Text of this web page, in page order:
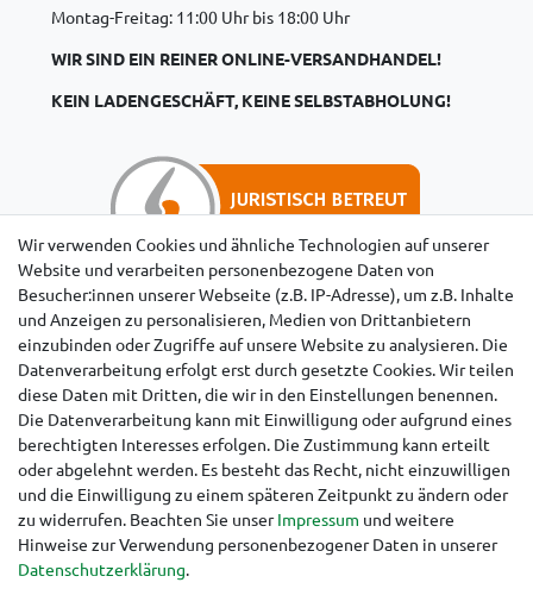
Montag-Freitag: 11:00 Uhr bis 18:00 Uhr
WIR SIND EIN REINER ONLINE-VERSANDHANDEL!
KEIN LADENGESCHÄFT, KEINE SELBSTABHOLUNG!
Hinweise für Käufer aus der Schweiz
Wir verwenden Cookies und ähnliche Technologien auf unserer
Website und verarbeiten personenbezogene Daten von
Besucher:innen unserer Webseite (z.B. IP-Adresse), um z.B. Inhalte
und Anzeigen zu personalisieren, Medien von Drittanbietern
einzubinden oder Zugriffe auf unsere Website zu analysieren. Die
Datenverarbeitung erfolgt erst durch gesetzte Cookies. Wir teilen
diese Daten mit Dritten, die wir in den Einstellungen benennen.
Die Datenverarbeitung kann mit Einwilligung oder aufgrund eines
berechtigten Interesses erfolgen. Die Zustimmung kann erteilt
oder abgelehnt werden. Es besteht das Recht, nicht einzuwilligen
und die Einwilligung zu einem späteren Zeitpunkt zu ändern oder
zu widerrufen. Beachten Sie unserImpressum und weitere
Hinweise zur Verwendung personenbezogener Daten in unserer
Daten­schutz­erklärung.